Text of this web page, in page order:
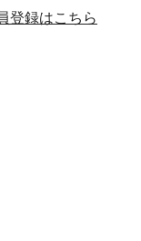
登録はこちら